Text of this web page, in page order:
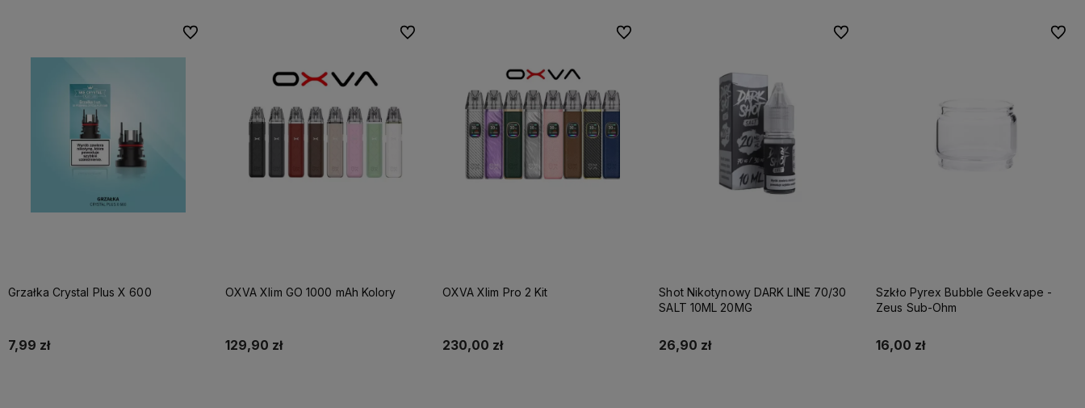
Grzałka Crystal Plus X 600
7,99 zł
Do ulubionych
OXVA Xlim GO 1000 mAh Kolory
129,90 zł
Do ulubionych
OXVA Xlim Pro 2 Kit
230,00 zł
Do ulubionych
Shot Nikotynowy DARK LINE 70/30
SALT 10ML 20MG
26,90 zł
Do ulubionych
Szkło Pyrex Bubble Geekvape -
Zeus Sub-Ohm
16,00 zł
Do